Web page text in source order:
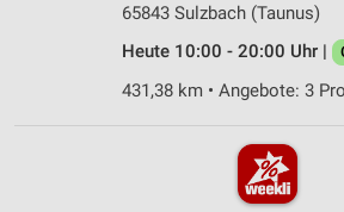
65843 Sulzbach (Taunus)
Heute 10:00 - 20:00 Uhr |
431,38 km • Angebote: 3